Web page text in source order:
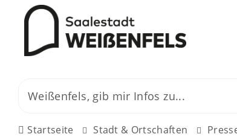
Startseite Stadt & Ortschaften